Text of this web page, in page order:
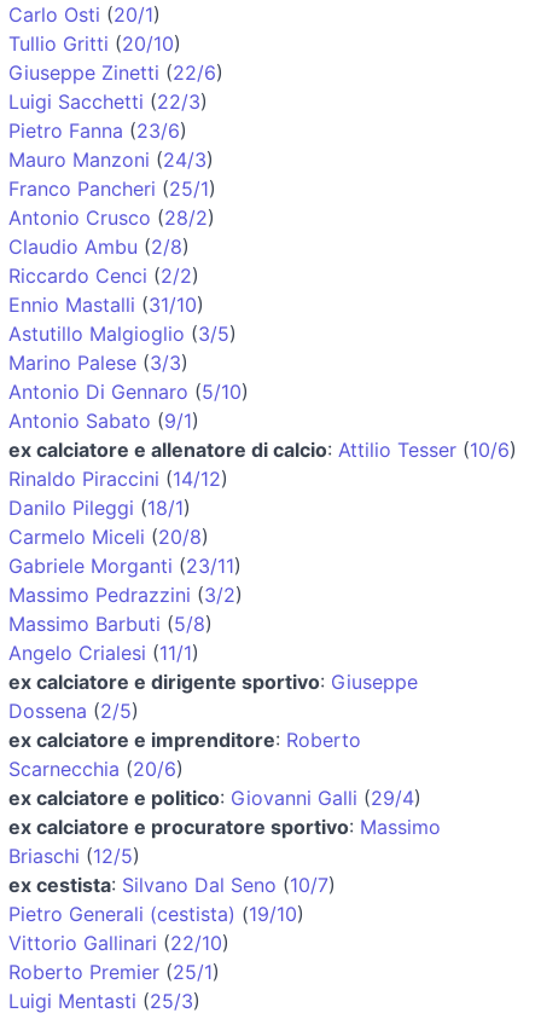
Carlo Osti (20/1)
Tullio Gritti (20/10)
Giuseppe Zinetti (22/6)
Luigi Sacchetti (22/3)
Pietro Fanna (23/6)
Mauro Manzoni (24/3)
Franco Pancheri (25/1)
Antonio Crusco (28/2)
Claudio Ambu (2/8)
Riccardo Cenci (2/2)
Ennio Mastalli (31/10)
Astutillo Malgioglio (3/5)
Marino Palese (3/3)
Antonio Di Gennaro (5/10)
Antonio Sabato (9/1)
ex calciatore e allenatore di calcio: Attilio Tesser (10/6)
Rinaldo Piraccini (14/12)
Danilo Pileggi (18/1)
Carmelo Miceli (20/8)
Gabriele Morganti (23/11)
Massimo Pedrazzini (3/2)
Massimo Barbuti (5/8)
Angelo Crialesi (11/1)
ex calciatore e dirigente sportivo: Giuseppe
Dossena (2/5)
ex calciatore e imprenditore: Roberto
Scarnecchia (20/6)
ex calciatore e politico: Giovanni Galli (29/4)
ex calciatore e procuratore sportivo: Massimo
Briaschi (12/5)
ex cestista: Silvano Dal Seno (10/7)
Pietro Generali (cestista) (19/10)
Vittorio Gallinari (22/10)
Roberto Premier (25/1)
Luigi Mentasti (25/3)